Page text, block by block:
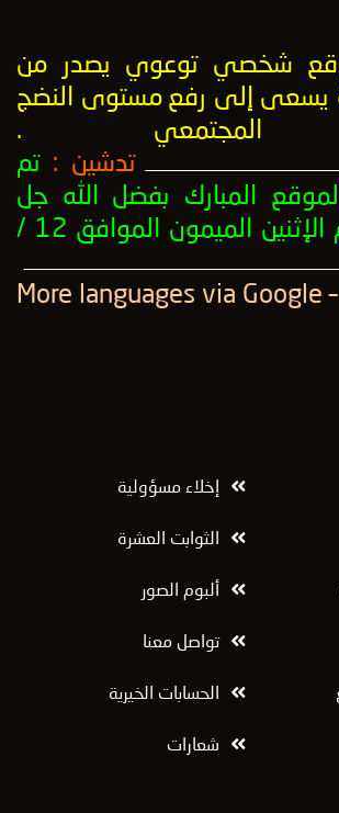
شخصي توعوي يصدر من
يسعى إلى رفع مستوى النضج
المجتمعي .
تدشين : تم
المبارك بفضل الله جل
في علاه يوم الإثنين الميمون الموافق 12 /
إخلاء مسؤولية
الثوابت العشرة
ألبوم الصور
تواصل معنا
الحسابات الخيرية
شعارات